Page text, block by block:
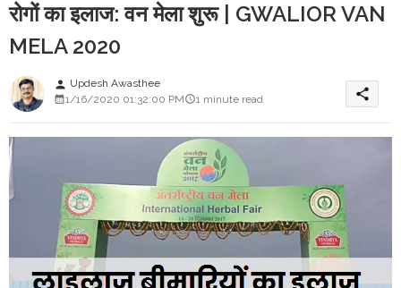
रोगों का इलाज: वन मेला शुरू | GWALIOR VAN
MELA 2020
person Updesh Awasthee
1/16/2020 01:32:00 PM
1 minute read share